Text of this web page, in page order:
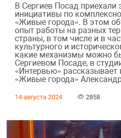
В Сергиев Посад приехали
инициативы по
«Живые города». В этом
опыт работы на разных
страны, в том числе и в
культурного и
какие механизмы можно
Сергиевом Посаде, в
«Интервью» рассказывает
«Живые города»
14 августа 2024 2858